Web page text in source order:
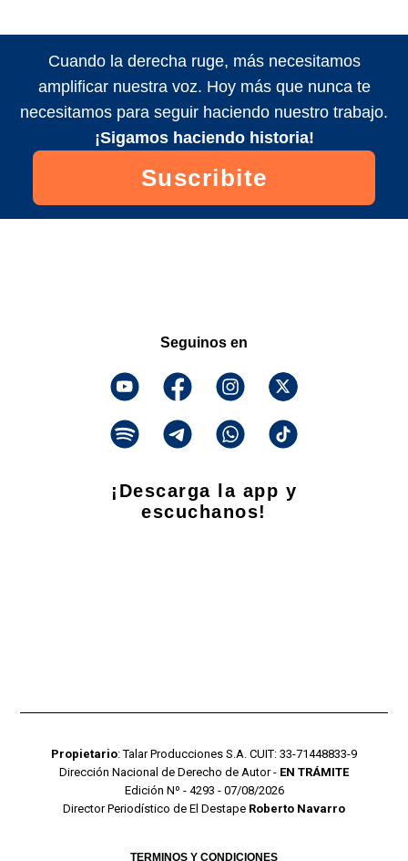
Cuando la derecha ruge, más necesitamos
amplificar nuestra voz. Hoy más que nunca te
necesitamos para seguir haciendo nuestro trabajo.
¡Sigamos haciendo historia!
Suscribite
Seguinos en
¡Descarga la app y
escuchanos!
Propietario: Talar Producciones S.A. CUIT: 33-71448833-9
Dirección Nacional de Derecho de Autor - EN TRÁMITE
Edición Nº - 4293 - 07/08/2026
Director Periodístico de El Destape Roberto Navarro
TERMINOS Y CONDICIONES